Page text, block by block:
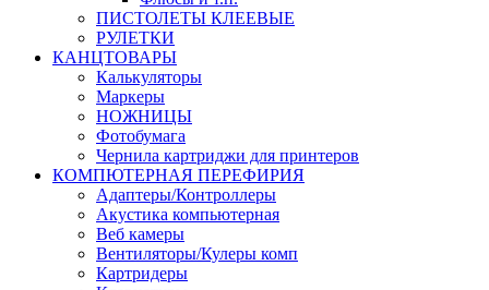
ПИСТОЛЕТЫ КЛЕЕВЫЕ
РУЛЕТКИ
КАНЦТОВАРЫ
Калькуляторы
Маркеры
НОЖНИЦЫ
Фотобумага
Чернила картриджи для принтеров
КОМПЮТЕРНАЯ ПЕРЕФИРИЯ
Адаптеры/Контроллеры
Акустика компьютерная
Веб камеры
Вентиляторы/Кулеры комп
Картридеры